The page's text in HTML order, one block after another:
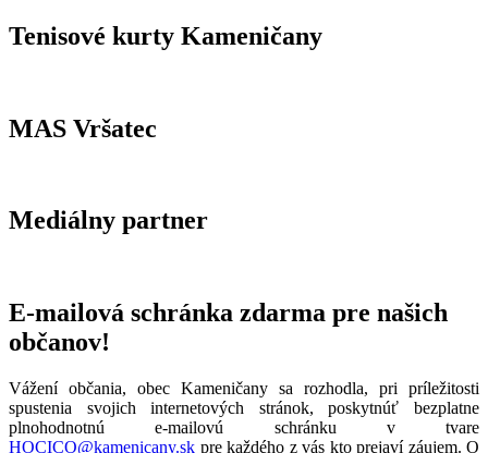
Tenisové kurty Kameničany
MAS Vršatec
Mediálny partner
E-mailová schránka zdarma pre našich
občanov!
Vážení občania, obec Kameničany sa rozhodla, pri príležitosti
spustenia svojich internetových stránok, poskytnúť bezplatne
plnohodnotnú e-mailovú schránku v tvare
HOCICO@kamenicany.sk pre každého z vás kto prejaví záujem. O